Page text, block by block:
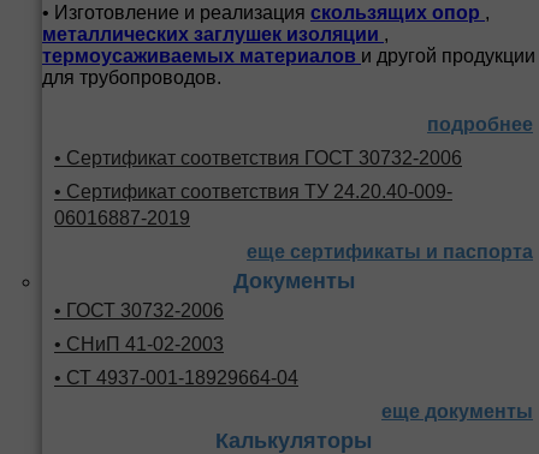
• Изготовление и реализация скользящих опор ,
металлических заглушек изоляции ,
термоусаживаемых материалов и другой продукции
для трубопроводов.
подробнее
• Сертификат соответствия ГОСТ 30732-2006
• Сертификат соответствия ТУ 24.20.40-009-
06016887-2019
еще сертификаты и паспорта
Документы
• ГОСТ 30732-2006
• СНиП 41-02-2003
• СТ 4937-001-18929664-04
еще документы
Калькуляторы